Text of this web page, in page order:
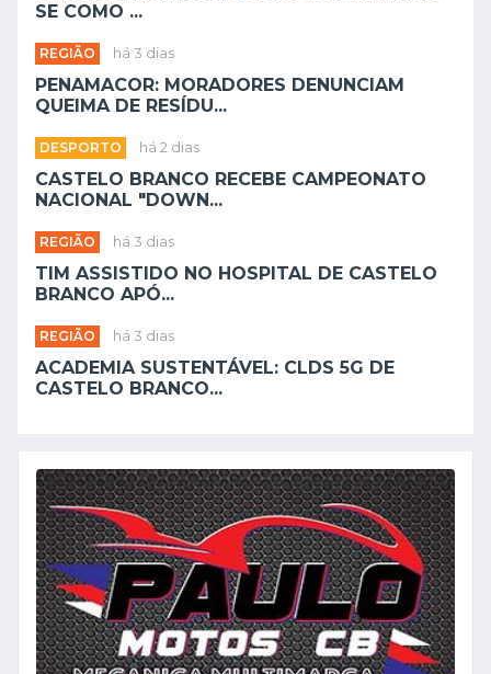
SE COMO ...
REGIÃO há 3 dias
PENAMACOR: MORADORES DENUNCIAM
QUEIMA DE RESÍDU...
DESPORTO há 2 dias
CASTELO BRANCO RECEBE CAMPEONATO
NACIONAL "DOWN...
REGIÃO há 3 dias
TIM ASSISTIDO NO HOSPITAL DE CASTELO
BRANCO APÓ...
REGIÃO há 3 dias
ACADEMIA SUSTENTÁVEL: CLDS 5G DE
CASTELO BRANCO...